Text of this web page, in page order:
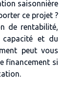
saisonnière
ce projet ?
de rentabilité,
et du
peut vous
financement si